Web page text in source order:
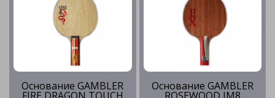
Основание GAMBLER Основание GAMBLER